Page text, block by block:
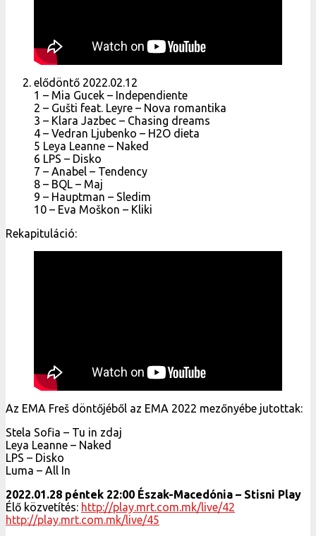
elődöntő 2022.02.12
1 – Mia Gucek – Independiente
2 – Gušti feat. Leyre – Nova romantika
3 – Klara Jazbec – Chasing dreams
4 – Vedran Ljubenko – H2O dieta
5 Leya Leanne – Naked
6 LPS – Disko
7 – Anabel – Tendency
8 – BQL – Maj
9 – Hauptman – Sledim
10 – Eva Moškon – Kliki
Rekapituláció:
Az EMA Freš döntőjéből az EMA 2022 mezőnyébe jutottak:
Stela Sofia – Tu in zdaj
Leya Leanne – Naked
LPS – Disko
Luma – All In
2022.01.28 péntek 22:00 Észak-Macedónia – Stisni Play
Élő közvetítés: http://play.mrt.com.mk/live/42
http://play.mrt.com.mk/live/45